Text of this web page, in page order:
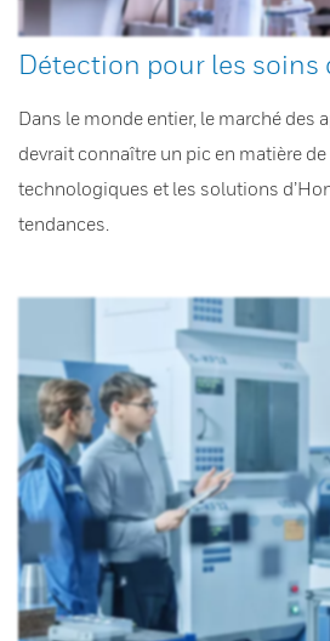
Détection pour les soins
Dans le monde entier, le marché des
devrait connaître un pic en matière
technologiques et les solutions
tendances.